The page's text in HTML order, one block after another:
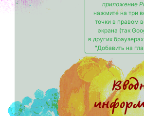
приложение
нажмите на три
точки в правом
экрана (так
в других
"Добавить на